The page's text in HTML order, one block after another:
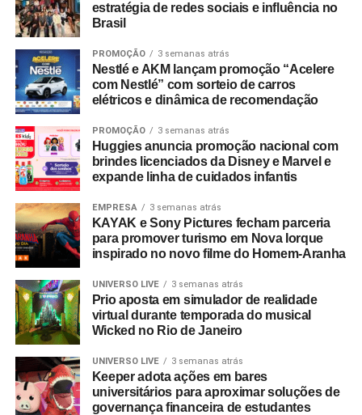
estratégia de redes sociais e influência no
Brasil
PROMOÇÃO 3 semanas atrás
Nestlé e AKM lançam promoção “Acelere
com Nestlé” com sorteio de carros
elétricos e dinâmica de recomendação
PROMOÇÃO 3 semanas atrás
Huggies anuncia promoção nacional com
brindes licenciados da Disney e Marvel e
expande linha de cuidados infantis
EMPRESA 3 semanas atrás
KAYAK e Sony Pictures fecham parceria
para promover turismo em Nova Iorque
inspirado no novo filme do Homem-Aranha
UNIVERSO LIVE 3 semanas atrás
Prio aposta em simulador de realidade
virtual durante temporada do musical
Wicked no Rio de Janeiro
UNIVERSO LIVE 3 semanas atrás
Keeper adota ações em bares
universitários para aproximar soluções de
governança financeira de estudantes